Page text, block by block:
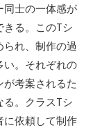
同士の一体感が
る。このTシ
れ、制作の過
い。それぞれの
考案されるた
。クラスTシ
に依頼して制作